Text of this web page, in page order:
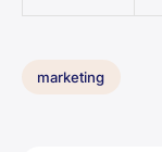
marketing